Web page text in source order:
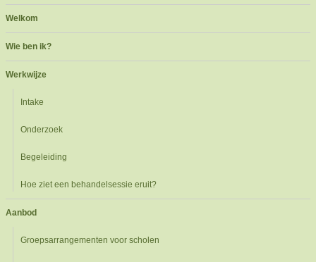
Welkom
Wie ben ik?
Werkwijze
Intake
Onderzoek
Begeleiding
Hoe ziet een behandelsessie eruit?
Aanbod
Groepsarrangementen voor scholen